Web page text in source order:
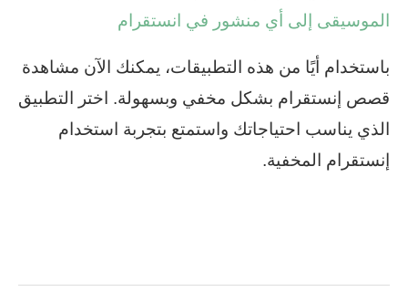
الموسيقى إلى أي منشور في انستقرام
باستخدام أيًا من هذه التطبيقات، يمكنك الآن مشاهدة
قصص إنستقرام بشكل مخفي وبسهولة. اختر التطبيق
الذي يناسب احتياجاتك واستمتع بتجربة استخدام
إنستقرام المخفية.